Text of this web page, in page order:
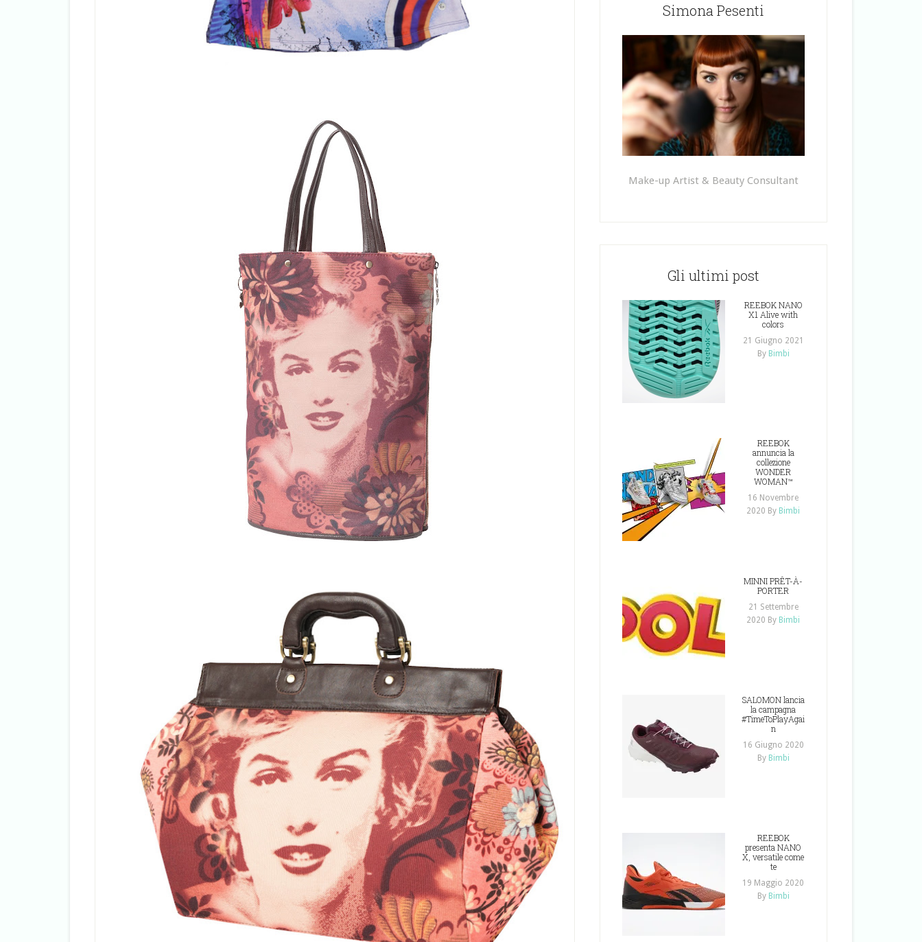
Simona Pesenti
Make-up Artist & Beauty Consultant
Gli ultimi post
REEBOK NANO
X1 Alive with
colors
21 Giugno 2021
By Bimbi
REEBOK
annuncia la
collezione
WONDER
WOMAN™
16 Novembre
2020 By Bimbi
MINNI PRÊT-À-
PORTER
21 Settembre
2020 By Bimbi
SALOMON lancia
la campagna
#TimeToPlayAgai
n
16 Giugno 2020
By Bimbi
REEBOK
presenta NANO
X, versatile come
te
19 Maggio 2020
By Bimbi